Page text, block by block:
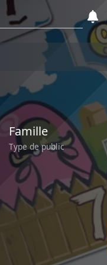
Famille
Type de public